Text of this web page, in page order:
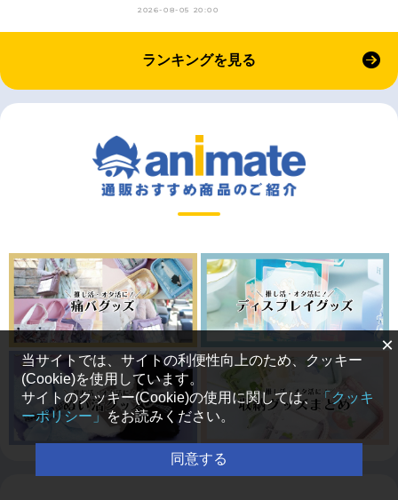
2026-08-05 20:00
ランキングを見る
×
当サイトでは、サイトの利便性向上のため、クッキー
(Cookie)を使用しています。
サイトのクッキー(Cookie)の使用に関しては、「クッキ
ーポリシー」 をお読みください。
同意する